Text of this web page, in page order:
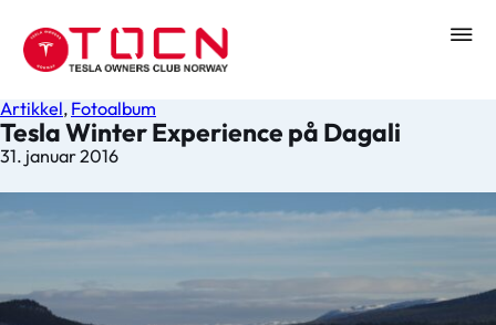
Tesla Winter Experience på Dagali
Artikkel, Fotoalbum
31. januar 2016